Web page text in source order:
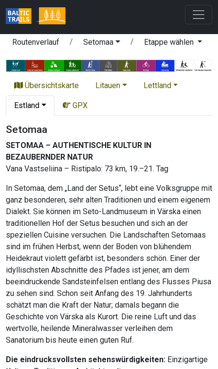
Routenverlauf Setomaa Etappe wählen
Übersichtskarte Litauen Lettland
Estland GPX
Setomaa
SETOMAA – AUTHENTISCHE KULTUR IN
BEZAUBERNDER NATUR
Vana Vastseliina – Ristipalo: 73 km, 19.–21. Tag
In Setomaa, dem „Land der Setus“, lebt eine Volksgruppe mit
ganz besonderen, sehr alten Traditionen und einem eigenem
Dialekt. Sie können im Seto-Landmuseum in Värska einen
traditionellen Hof der Setus besuchen und sich an der
speziellen Cuisine versuchen. Die Landschaften Setomaas
sind im frühen Herbst, wenn der Boden von blühendem
Heidekraut violett gefärbt ist, besonders schön. Einer der
idyllischsten Abschnitte des Pfades ist jener, am dem
beeindruckende Sandsteinfelsen entlang des Flusses Piusa
zu sehen sind. Schon seit Anfang des 19. Jahrhunderts
schätzt man die Kraft der Natur; damals begann die
Geschichte von Värska als Kurort. Die reine Luft und das
wertvolle, heilende Mineralwasser verleihen dem
Sanatorium bis heute einen guten Ruf.
Die eindrucksvollsten sehenswürdigkeiten: Einzigartige